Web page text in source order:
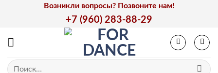
Возникли вопросы? Позвоните нам!
+7 (960) 283-88-29
Искать: